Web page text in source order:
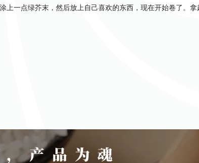
一点绿芥末，然后放上自己喜欢的东西，现在开始卷了。拿